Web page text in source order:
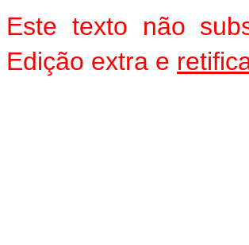
Este texto não
Edição extra e